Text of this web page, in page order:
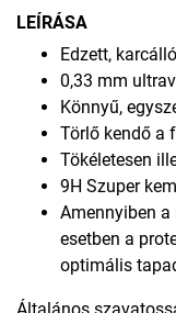
LEÍRÁSA
Edzett,
0,33 mm
Könnyű,
Törlő kendő a
Tökéletesen
9H Szuper
Amennyiben
esetben a
optimális
Általános